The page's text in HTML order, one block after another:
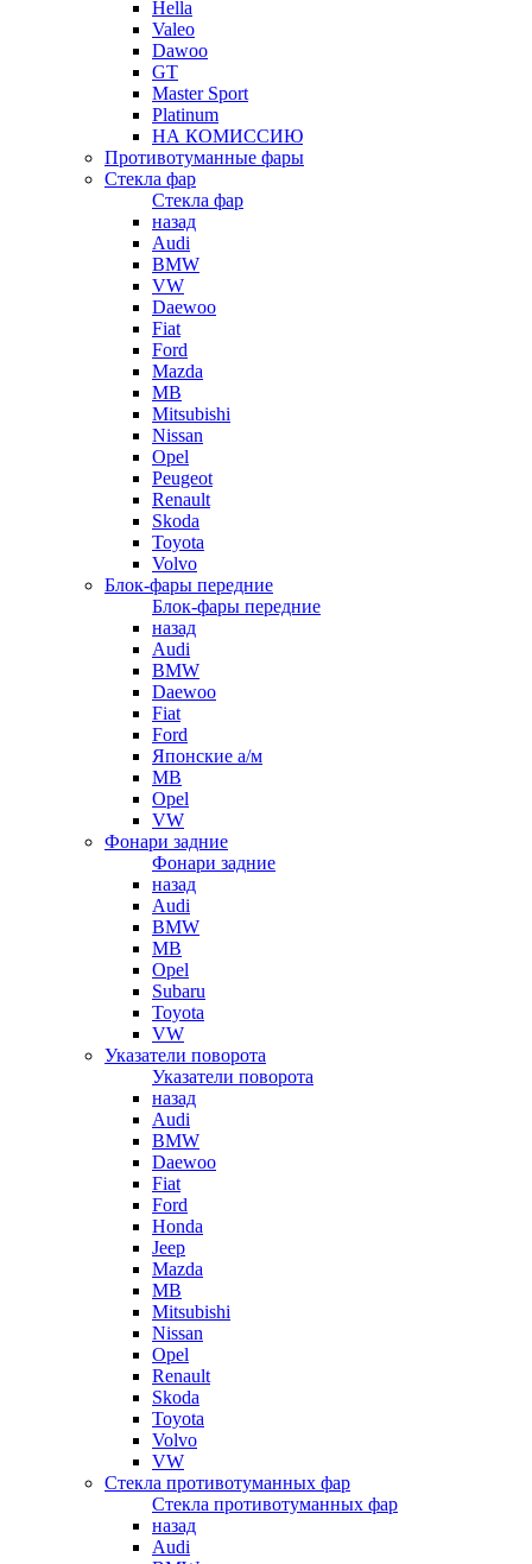
Hella
Valeo
Dawoo
GT
Master Sport
Platinum
НА КОМИССИЮ
Противотуманные фары
Стекла фар
Стекла фар
назад
Audi
BMW
VW
Daewoo
Fiat
Ford
Mazda
MB
Mitsubishi
Nissan
Opel
Peugeot
Renault
Skoda
Toyota
Volvo
Блок-фары передние
Блок-фары передние
назад
Audi
BMW
Daewoo
Fiat
Ford
Японские а/м
MB
Opel
VW
Фонари задние
Фонари задние
назад
Audi
BMW
MB
Opel
Subaru
Toyota
VW
Указатели поворота
Указатели поворота
назад
Audi
BMW
Daewoo
Fiat
Ford
Honda
Jeep
Mazda
MB
Mitsubishi
Nissan
Opel
Renault
Skoda
Toyota
Volvo
VW
Стекла противотуманных фар
Стекла противотуманных фар
назад
Audi